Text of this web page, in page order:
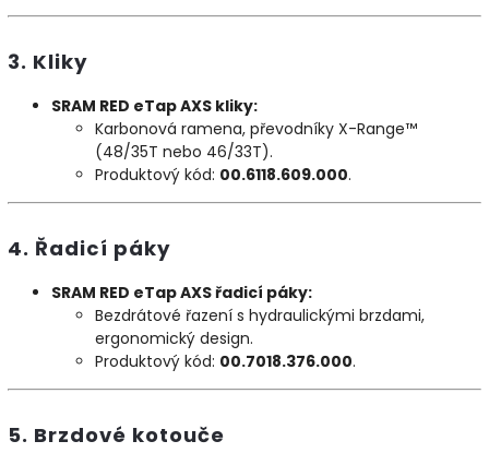
3. Kliky
SRAM RED eTap AXS kliky:
Karbonová ramena, převodníky X-Range™
(48/35T nebo 46/33T).
Produktový kód: 00.6118.609.000.
4. Řadicí páky
SRAM RED eTap AXS řadicí páky:
Bezdrátové řazení s hydraulickými brzdami,
ergonomický design.
Produktový kód: 00.7018.376.000.
5. Brzdové kotouče